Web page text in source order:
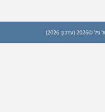
2026)